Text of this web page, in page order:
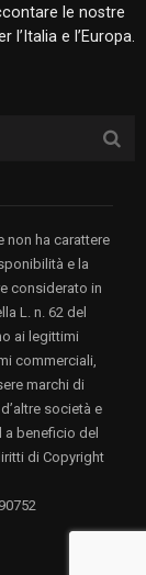
le nostre
l’Italia e l’Europa.
non ha carattere
e la
considerato in
L. n. 62 del
ai legittimi
commerciali,
marchi di
società e
beneficio del
di Copyright